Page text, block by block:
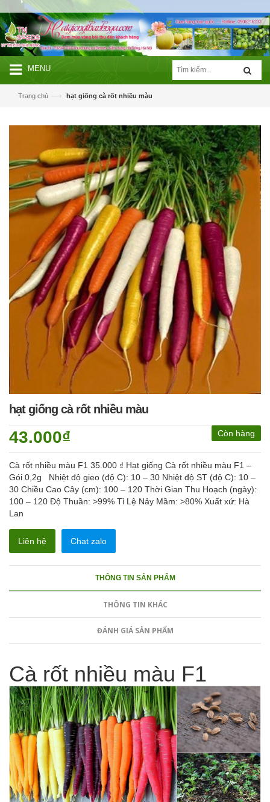
MENU
Trang chủ —› hạt giống cà rốt nhiều màu
hạt giống cà rốt nhiều màu
Còn hàng
43.000₫
Cà rốt nhiều màu F1 35.000 ₫ Hạt giống Cà rốt nhiều màu F1 –
Gói 0,2g Nhiệt độ gieo (độ C): 10 – 30 Nhiệt độ ST (độ C): 10 –
30 Chiều Cao Cây (cm): 100 – 120 Thời Gian Thu Hoạch (ngày):
100 – 120 Độ Thuần: >99% Tỉ Lệ Nảy Mầm: >80% Xuất xứ: Hà
Lan
Liên hệ Chat zalo
THÔNG TIN SẢN PHẨM
THÔNG TIN KHÁC
ĐÁNH GIÁ SẢN PHẨM
Cà rốt nhiều màu F1